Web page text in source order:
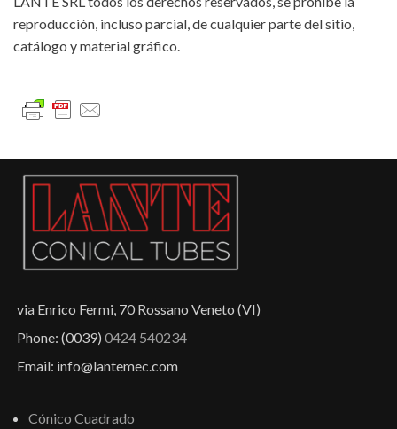
reproducción, incluso parcial, de cualquier parte del sitio,
catálogo y material gráfico.
via Enrico Fermi, 70 Rossano Veneto (VI)
Phone: (0039) 0424 540234
Email: info@lantemec.com
Cónico Cuadrado